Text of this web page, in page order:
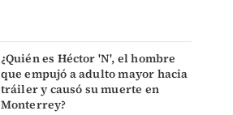
¿Quién es Héctor 'N', el hombre
que empujó a adulto mayor hacia
tráiler y causó su muerte en
Monterrey?